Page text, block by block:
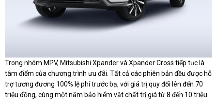
Trong nhóm MPV, Mitsubishi Xpander và Xpander Cross tiếp tục là
tâm điểm của chương trình ưu đãi. Tất cả các phiên bản đều được hỗ
trợ tương đương 100% lệ phí trước bạ, với giá trị quy đổi lên đến 70
triệu đồng, cùng một năm bảo hiểm vật chất trị giá từ 8 đến 10 triệu